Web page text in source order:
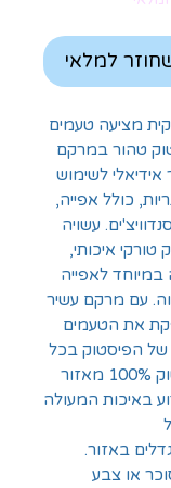
למלאי
מציעה טעמים
טהור במרקם
לשימוש
כולל אפייה,
עשויה
טורקי איכותי,
לאפייה
עם מרקם עשיר
את הטעמים
של הפיסטוק בכל
ביס. חמאת פיסטוק 100% מאזור
באיכות המעולה
באזור.
או צבע